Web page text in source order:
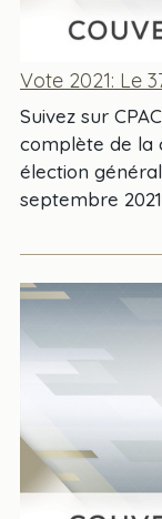
Vote 2021: Le
Suivez sur
complète de la
élection
septembre